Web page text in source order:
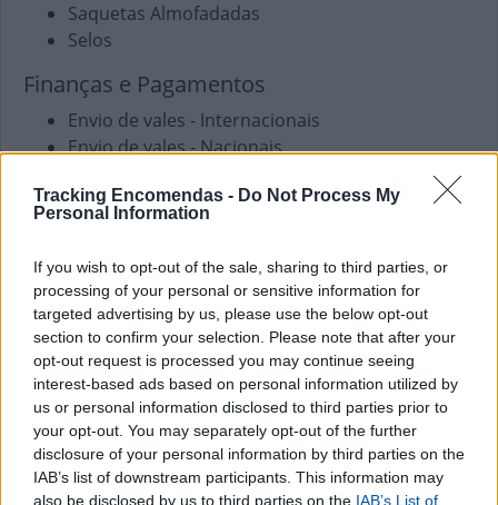
Tracking Encomendas - Do Not Process My
Personal Information
If you wish to opt-out of the sale, sharing to third parties, or
processing of your personal or sensitive information for
targeted advertising by us, please use the below opt-out
section to confirm your selection. Please note that after your
opt-out request is processed you may continue seeing
interest-based ads based on personal information utilized by
us or personal information disclosed to third parties prior to
your opt-out. You may separately opt-out of the further
disclosure of your personal information by third parties on the
IAB’s list of downstream participants. This information may
also be disclosed by us to third parties on the IAB’s List of
Saquetas Almofadadas
Selos
Finanças e Pagamentos
Envio de vales - Internacionais
Envio de vales - Nacionais
Pagamento de Portagens
Pagamento de Vales
Outros Serviços
Carregamento de Telemóveis